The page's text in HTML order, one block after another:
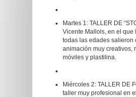
Martes 1: TALLER DE
Vicente Mallols, en el que
todas las edades salieron
animación muy creativos,
móviles y plastilina.
Miércoles 2: TALLER DE
taller muy profesional en